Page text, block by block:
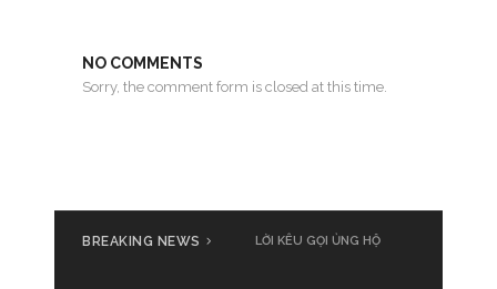
NO COMMENTS
Sorry, the comment form is closed at this time.
BREAKING NEWS LỜI KÊU GỌI ỦNG HỘ